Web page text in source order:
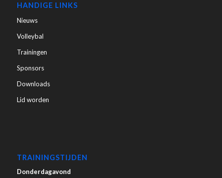
HANDIGE LINKS
Nieuws
Volleybal
Trainingen
Sponsors
Downloads
Lid worden
TRAININGSTIJDEN
Donderdagavond